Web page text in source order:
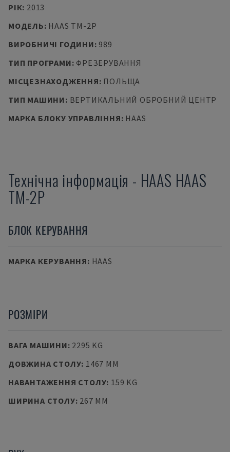
РІК: 2013
МОДЕЛЬ: HAAS TM-2P
ВИРОБНИЧІ ГОДИНИ: 989
ТИП ПРОГРАМИ: ФРЕЗЕРУВАННЯ
МІСЦЕЗНАХОДЖЕННЯ: ПОЛЬЩА
ТИП МАШИНИ: ВЕРТИКАЛЬНИЙ ОБРОБНИЙ ЦЕНТР
МАРКА БЛОКУ УПРАВЛІННЯ: HAAS
Технічна інформація - HAAS HAAS
TM-2P
БЛОК КЕРУВАННЯ
МАРКА КЕРУВАННЯ: HAAS
РОЗМІРИ
ВАГА МАШИНИ: 2295 KG
ДОВЖИНА СТОЛУ: 1467 MM
НАВАНТАЖЕННЯ СТОЛУ: 159 KG
ШИРИНА СТОЛУ: 267 MM